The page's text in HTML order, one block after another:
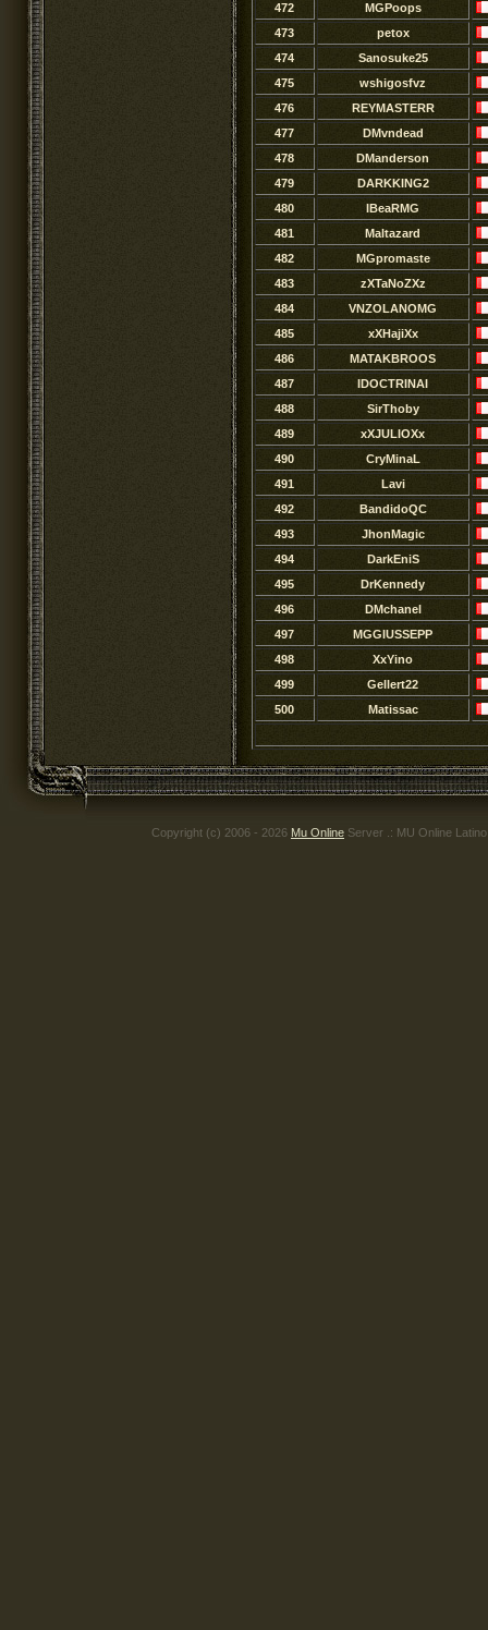
472
MGPoops
473
petox
474
Sanosuke25
475
wshigosfvz
476
REYMASTERR
477
DMvndead
478
DManderson
479
DARKKING2
480
IBeaRMG
481
Maltazard
482
MGpromaste
483
zXTaNoZXz
484
VNZOLANOMG
485
xXHajiXx
486
MATAKBROOS
487
IDOCTRINAI
488
SirThoby
489
xXJULIOXx
490
CryMinaL
491
Lavi
492
BandidoQC
493
JhonMagic
494
DarkEniS
495
DrKennedy
496
DMchanel
497
MGGIUSSEPP
498
XxYino
499
Gellert22
500
Matissac
Copyright (c) 2006 - 2026 Mu Online Server .: MU Online